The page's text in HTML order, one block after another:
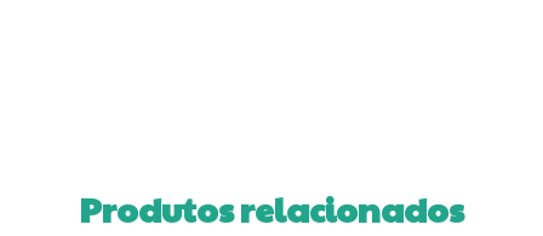
Produtos relacionados